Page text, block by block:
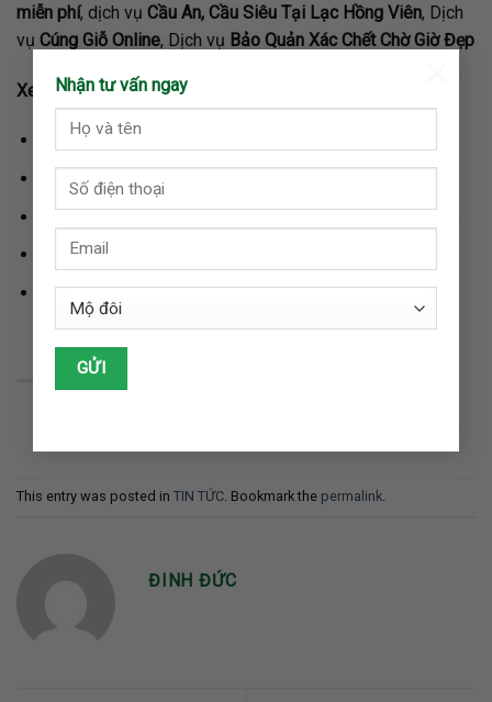
Nhận tư vấn ngay
miễn phí, dịch vụ Cầu An, Cầu Siêu Tại Lạc Hồng Viên, Dịch
vụ Cúng Giỗ Online, Dịch vụ Bảo Quản Xác Chết Chờ Giờ Đẹp
Xem thêm các thông tin khác Lạc Hồng Viên :
Mộ Kết là gì, Mộ trùng là gì?
Cách xem tuổi Bốc Mộ.
Hướng dẫn đặt mộ phần đem lại phúc phần con cháu.
Quy trình tổ chức tại các nhà tang lễ.
Giá đất Lạc Hồng Viên
This entry was posted in TIN TỨC . Bookmark the permalink
ĐINH ĐỨC